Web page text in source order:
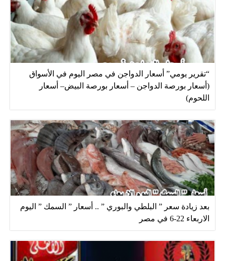
“تقرير يومي” أسعار الدواجن في مصر اليوم في الأسواق
(أسعار بورصة الدواجن – أسعار بورصة البيض– أسعار
اللحوم)
بعد زيادة سعر ” البلطي والبوري ” .. أسعار ” السمك ” اليوم
الاربعاء 22-6 في مصر